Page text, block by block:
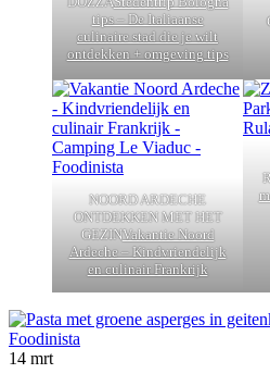
tips – De Italiaanse
culinaire stad die je wilt
ontdekken + omgeving tips
NOORD ARDECHE
ONTDEKKEN MET HET
GEZINVakantie Noord
Ardeche – Kindvriendelijk
en culinair Frankrijk
14 mrt